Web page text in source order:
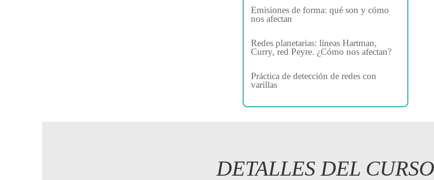
Emisiones de forma: qué son y cómo
nos afectan
Redes planetarias: líneas Hartman,
Curry, red Peyre. ¿Cómo nos afectan?
Práctica de detección de redes con
varillas
DETALLES DEL CURSO